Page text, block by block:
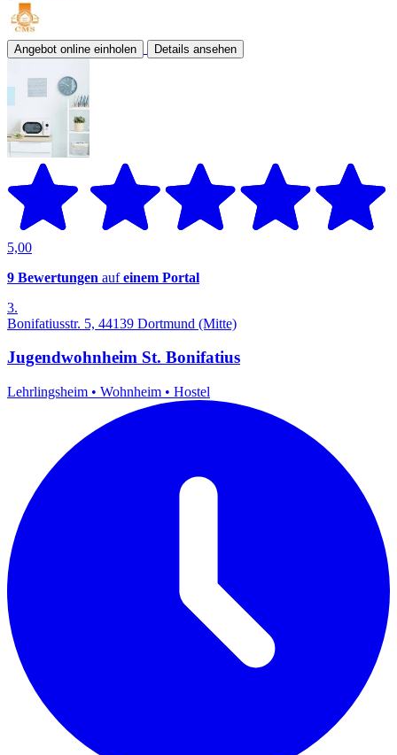
Angebot online einholen Details ansehen
5,00
9 Bewertungen aufeinem Portal
3.
Bonifatiusstr. 5, 44139 Dortmund (Mitte)
Jugendwohnheim St. Bonifatius
Lehrlingsheim • Wohnheim • Hostel